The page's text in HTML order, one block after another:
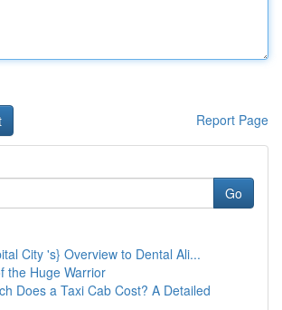
Report Page
Go
City 's} Overview to Dental Ali...
the Huge Warrior
Does a Taxi Cab Cost? A Detailed